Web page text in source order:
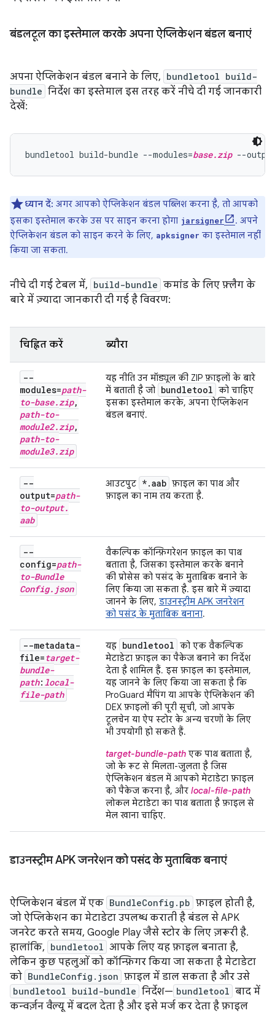
बंडलटूल का इस्तेमाल करके अपना ऐप्लिकेशन बंडल बनाएं
अपना ऐप्लिकेशन बंडल बनाने के लिए, bundletool build-
bundle निर्देश का इस्तेमाल इस तरह करें नीचे दी गई जानकारी
देखें:
bundletool build-bundle --modules=base.zip --
ध्यान दें: अगर आपको ऐप्लिकेशन बंडल पब्लिश करना है, तो आपको
इसका इस्तेमाल करके उस पर साइन करना होगा jarsigner
. अपने
ऐप्लिकेशन बंडल को साइन करने के लिए, apksigner का इस्तेमाल नहीं
किया जा सकता.
नीचे दी गई टेबल में, build-bundle कमांड के लिए फ़्लैग के
बारे में ज़्यादा जानकारी दी गई है विवरण:
चिह्नित करें ब्यौरा
--
modules=path-
to-base.zip,
path-to-
module2.zip,
path-to-
module3.zip
यह नीति उन मॉड्यूल की ZIP फ़ाइलों के बारे
में बताती है जो bundletool को चाहिए
इसका इस्तेमाल करके, अपना ऐप्लिकेशन
बंडल बनाएं.
--
output=path-
to-output.
aab
आउटपुट *.aab फ़ाइल का पाथ और
फ़ाइल का नाम तय करता है.
--
config=path-
to-Bundle
Config. json
वैकल्पिक कॉन्फ़िगरेशन फ़ाइल का पाथ
बताता है, जिसका इस्तेमाल करके बनाने
की प्रोसेस को पसंद के मुताबिक बनाने के
लिए किया जा सकता है. इस बारे में ज़्यादा
जानने के लिए, डाउनस्ट्रीम APK जनरेशन
को पसंद के मुताबिक बनाना.
--metadata-
file=target-
bundle-
path: local-
file-path
यह bundletool को एक वैकल्पिक
मेटाडेटा फ़ाइल का पैकेज बनाने का निर्देश
देता है शामिल हैं. इस फ़ाइल का इस्तेमाल,
यह जानने के लिए किया जा सकता है कि
ProGuard मैपिंग या आपके ऐप्लिकेशन की
DEX फ़ाइलों की पूरी सूची, जो आपके
टूलचेन या ऐप स्टोर के अन्य चरणों के लिए
भी उपयोगी हो सकते हैं.
target-bundle-path एक पाथ बताता है,
जो के रूट से मिलता-जुलता है जिस
ऐप्लिकेशन बंडल में आपको मेटाडेटा फ़ाइल
को पैकेज करना है, और local-file-path
लोकल मेटाडेटा का पाथ बताता है फ़ाइल से
मेल खाना चाहिए.
डाउनस्ट्रीम APK जनरेशन को पसंद के मुताबिक बनाएं
ऐप्लिकेशन बंडल में एक BundleConfig.pb फ़ाइल होती है,
जो ऐप्लिकेशन का मेटाडेटा उपलब्ध कराती है बंडल से APK
जनरेट करते समय, Google Play जैसे स्टोर के लिए ज़रूरी है.
हालांकि, bundletool आपके लिए यह फ़ाइल बनाता है,
लेकिन कुछ पहलुओं को कॉन्फ़िगर किया जा सकता है मेटाडेटा
को BundleConfig.json फ़ाइल में डाल सकता है और उसे
bundletool build-bundle निर्देश— bundletool बाद में
कन्वर्ज़न वैल्यू में बदल देता है और इसे मर्ज कर देता है फ़ाइल